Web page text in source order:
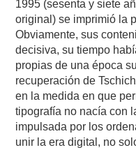
1995 (sesenta y siete
original) se imprimió la
Obviamente, sus
decisiva, su tiempo
propias de una época
recuperación de
en la medida en que
tipografía no nacía con
impulsada por los
unir la era digital, no